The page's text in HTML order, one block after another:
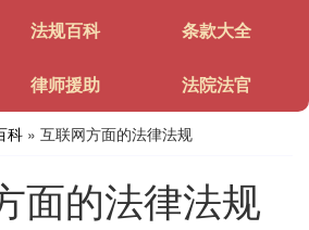
法规百科 条款大全
律师援助 法院法官
科 » 互联网方面的法律法规
面的法律法规